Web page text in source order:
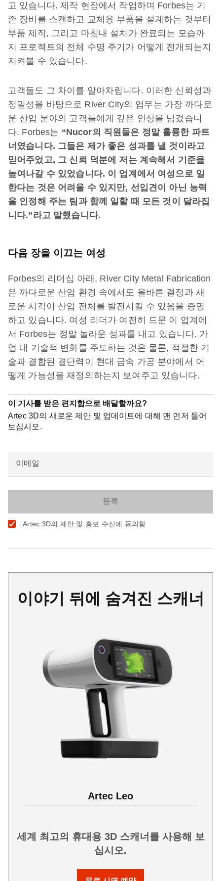
고 있습니다. 제작 현장에서 작업하며 Forbes는 기
존 장비를 스캔하고 교체용 부품을 설계하는 것부터
부품 제작, 그리고 마침내 설치가 완료되는 모습까
지 프로젝트의 전체 수명 주기가 어떻게 전개되는지
지켜볼 수 있습니다.
고객들도 그 차이를 알아차립니다. 이러한 신뢰성과
정밀성을 바탕으로 River City의 업무는 가장 까다로
운 산업 분야의 고객들에게 깊은 인상을 남겼습니
다. Forbes는 “Nucor의 직원들은 정말 훌륭한 파트
너였습니다. 그들은 제가 좋은 성과를 낼 것이라고
믿어주었고, 그 신뢰 덕분에 저는 계속해서 기준을
높여나갈 수 있었습니다. 이 업계에서 여성으로 일
한다는 것은 어려울 수 있지만, 선입견이 아닌 능력
을 인정해 주는 팀과 함께 일할 때 모든 것이 달라집
니다.”라고 말했습니다.
다음 장을 이끄는 여성
Forbes의 리더십 아래, River City Metal Fabrication
은 까다로운 산업 환경 속에서도 올바른 결정과 새
로운 시각이 산업 전체를 발전시킬 수 있음을 증명
하고 있습니다. 여성 리더가 여전히 드문 이 업계에
서 Forbes는 정말 놀라운 성과를 내고 있습니다. 가
업 내 기술적 변화를 주도하는 것은 물론, 적절한 기
술과 결합된 결단력이 현대 금속 가공 분야에서 어
떻게 가능성을 재정의하는지 보여주고 있습니다.
이 기사를 받은 편지함으로 배달할까요?
Artec 3D의 새로운 제안 및 업데이트에 대해 맨 먼저 들어
보십시오.
이메일
Artec 3D의 제안 및 홍보 수신에 동의함
이야기 뒤에 숨겨진 스캐너
Artec Leo
세계 최고의 휴대용 3D 스캐너를 사용해 보
십시오.